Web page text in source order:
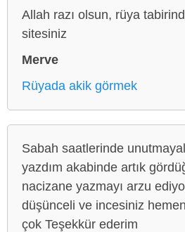
Allah razı olsun, rüya
sitesiniz
Merve
Rüyada akik görmek
Sabah saatlerinde
yazdım akabinde artık
nacizane yazmayı arzu
düşünceli ve incesiniz
çok Teşekkür ederim